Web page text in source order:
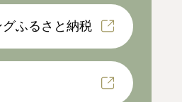
ふるさと納税